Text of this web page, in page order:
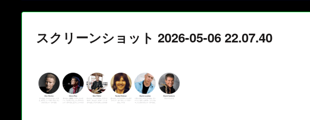
スクリーンショット 2026-05-06 22.07.40